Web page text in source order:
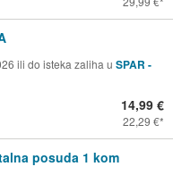
ili do isteka zaliha u SPAR -
14,99 €
22,29 €
posuda 1 kom